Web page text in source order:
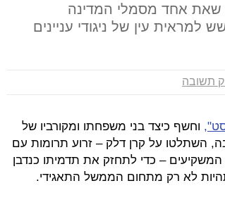
שאת אחד מסמלי המדינה
עין של ניגודי עניינים
תשובה
וחשף כיצד בני משפחתו ומקורביו של
השתלטו על קרן דלק – זרוע תרומות עם
– כדי לתחזק את תדמיתו כנדבן
לא רק מתחום הממשל התאגידי.